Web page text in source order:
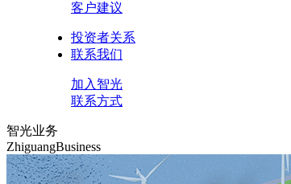
客户建议
投资者关系
联系我们
加入智光
联系方式
智光业务
ZhiguangBusiness